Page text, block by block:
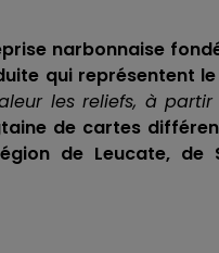
narbonnaise
qui représentent
les reliefs, à
de cartes
de Leucate, de